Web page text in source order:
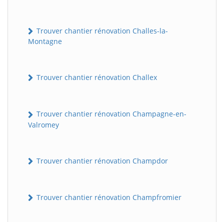
Trouver chantier rénovation Challes-la-
Montagne
Trouver chantier rénovation Challex
Trouver chantier rénovation Champagne-en-
Valromey
Trouver chantier rénovation Champdor
Trouver chantier rénovation Champfromier